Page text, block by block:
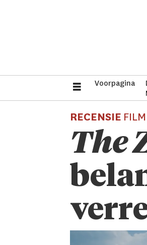
Voorpagina
RECENSIE FILM
The